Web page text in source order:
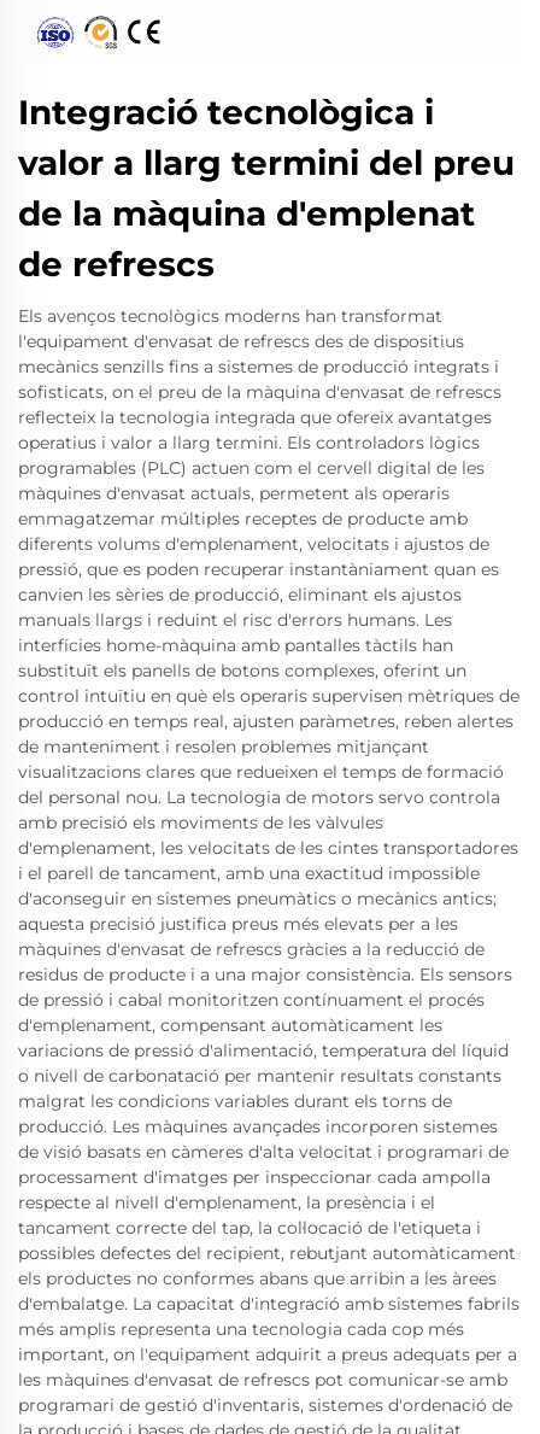
Integració tecnològica i
valor a llarg termini del preu
de la màquina d'emplenat
de refrescs
Els avenços tecnològics moderns han transformat
l'equipament d'envasat de refrescs des de dispositius
mecànics senzills fins a sistemes de producció integrats i
sofisticats, on el preu de la màquina d'envasat de refrescs
reflecteix la tecnologia integrada que ofereix avantatges
operatius i valor a llarg termini. Els controladors lògics
programables (PLC) actuen com el cervell digital de les
màquines d'envasat actuals, permetent als operaris
emmagatzemar múltiples receptes de producte amb
diferents volums d'emplenament, velocitats i ajustos de
pressió, que es poden recuperar instantàniament quan es
canvien les sèries de producció, eliminant els ajustos
manuals llargs i reduint el risc d'errors humans. Les
interfícies home-màquina amb pantalles tàctils han
substituït els panells de botons complexes, oferint un
control intuïtiu en què els operaris supervisen mètriques de
producció en temps real, ajusten paràmetres, reben alertes
de manteniment i resolen problemes mitjançant
visualitzacions clares que redueixen el temps de formació
del personal nou. La tecnologia de motors servo controla
amb precisió els moviments de les vàlvules
d'emplenament, les velocitats de les cintes transportadores
i el parell de tancament, amb una exactitud impossible
d'aconseguir en sistemes pneumàtics o mecànics antics;
aquesta precisió justifica preus més elevats per a les
màquines d'envasat de refrescs gràcies a la reducció de
residus de producte i a una major consistència. Els sensors
de pressió i cabal monitoritzen contínuament el procés
d'emplenament, compensant automàticament les
variacions de pressió d'alimentació, temperatura del líquid
o nivell de carbonatació per mantenir resultats constants
malgrat les condicions variables durant els torns de
producció. Les màquines avançades incorporen sistemes
de visió basats en càmeres d'alta velocitat i programari de
processament d'imatges per inspeccionar cada ampolla
respecte al nivell d'emplenament, la presència i el
tancament correcte del tap, la col·locació de l'etiqueta i
possibles defectes del recipient, rebutjant automàticament
els productes no conformes abans que arribin a les àrees
d'embalatge. La capacitat d'integració amb sistemes fabrils
més amplis representa una tecnologia cada cop més
important, on l'equipament adquirit a preus adequats per a
les màquines d'envasat de refrescs pot comunicar-se amb
programari de gestió d'inventaris, sistemes d'ordenació de